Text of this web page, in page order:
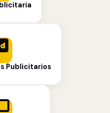
Publicitarios